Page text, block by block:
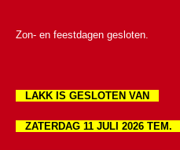
Zon- en feestdagen gesloten.
LAKK IS GESLOTEN VAN
ZATERDAG 11 JULI 2026 TEM.